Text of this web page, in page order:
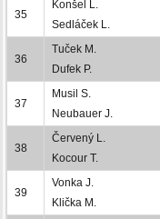
35
Konšel L.
Sedláček L.
36
Tuček M.
Dufek P.
37
Musil S.
Neubauer J.
38
Červený L.
Kocour T.
39
Vonka J.
Klička M.